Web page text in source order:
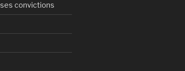
convictions